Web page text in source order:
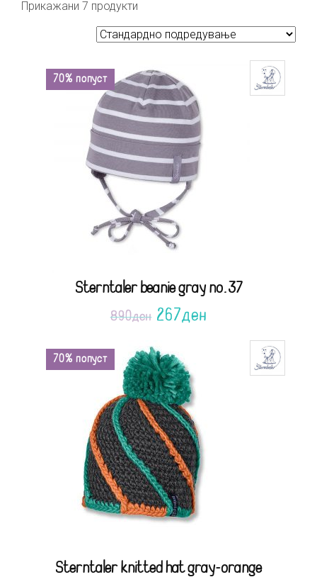
Прикажани 7 продукти
70% попуст
Sterntaler beanie gray no.37
890ден 267ден
70% попуст
Sterntaler knitted hat gray-orange